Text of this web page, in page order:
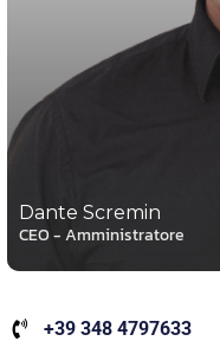
Dante Scremin
CEO - Amministratore
+39 348 4797633